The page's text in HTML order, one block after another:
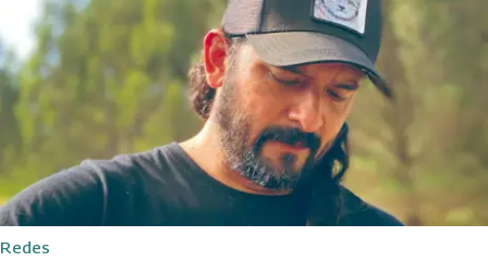
Redes